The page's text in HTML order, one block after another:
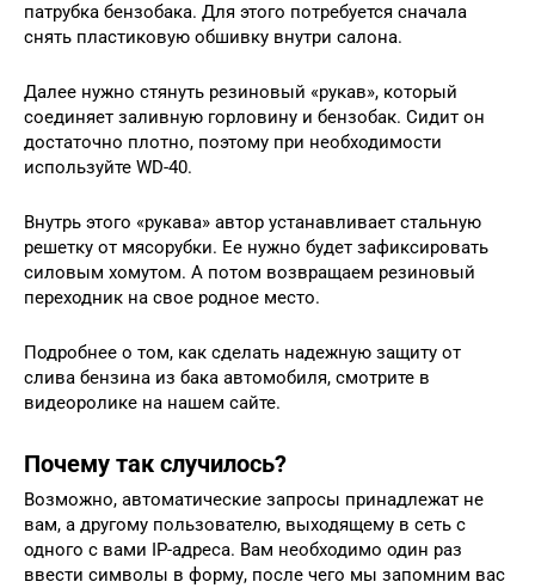
патрубка бензобака. Для этого потребуется сначала
снять пластиковую обшивку внутри салона.
Далее нужно стянуть резиновый «рукав», который
соединяет заливную горловину и бензобак. Сидит он
достаточно плотно, поэтому при необходимости
используйте WD-40.
Внутрь этого «рукава» автор устанавливает стальную
решетку от мясорубки. Ее нужно будет зафиксировать
силовым хомутом. А потом возвращаем резиновый
переходник на свое родное место.
Подробнее о том, как сделать надежную защиту от
слива бензина из бака автомобиля, смотрите в
видеоролике на нашем сайте.
Почему так случилось?
Возможно, автоматические запросы принадлежат не
вам, а другому пользователю, выходящему в сеть с
одного с вами IP-адреса. Вам необходимо один раз
ввести символы в форму, после чего мы запомним вас